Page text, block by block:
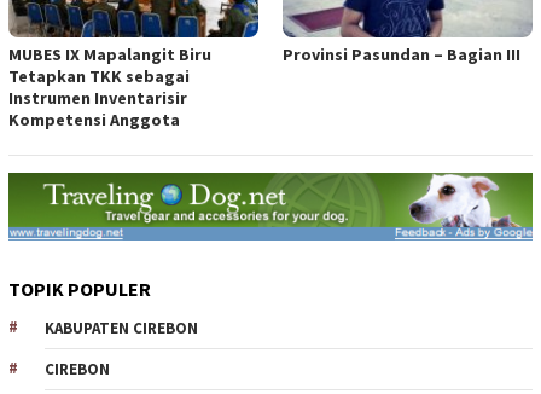
MUBES IX Mapalangit Biru
Tetapkan TKK sebagai
Instrumen Inventarisir
Kompetensi Anggota
Provinsi Pasundan – Bagian III
TOPIK POPULER
KABUPATEN CIREBON
CIREBON